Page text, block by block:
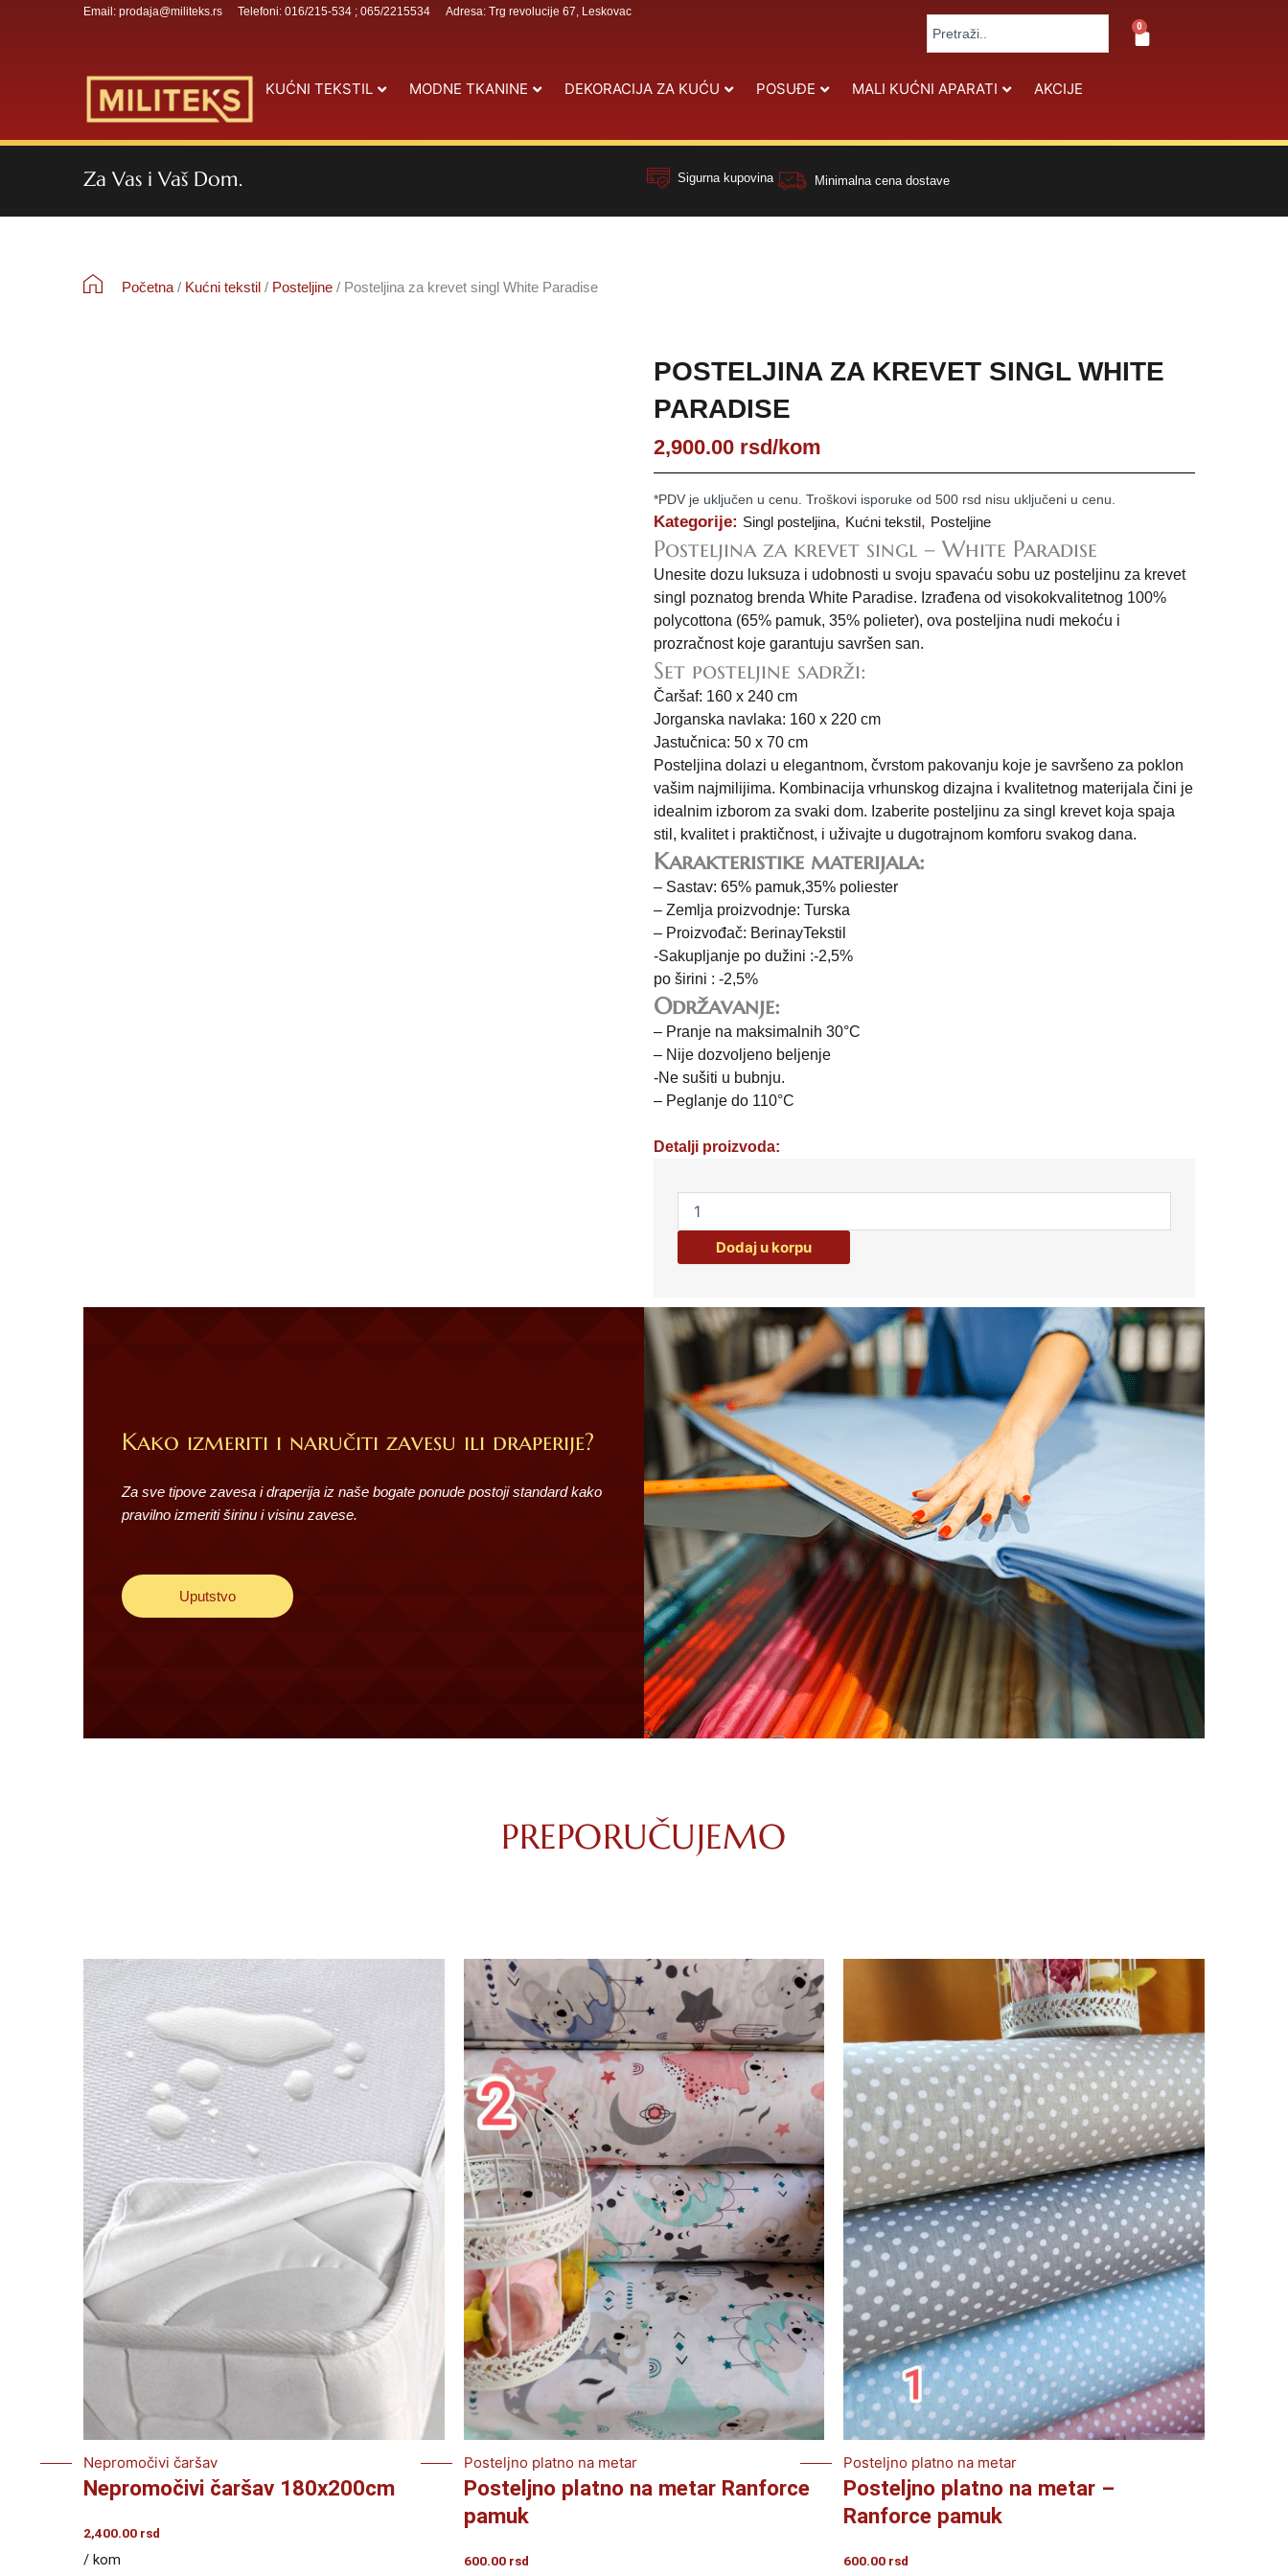
Email: prodaja@militeks.rs Telefoni: 016/215-534 ; 065/2215534 Adresa: Trg revolucije 67, Leskovac
...
0
Cart
KUĆNI TEKSTIL MODNE TKANINE DEKORACIJA ZA KUĆU POSUĐE MALI KUĆNI APARATI AKCIJE
Za Vas i Vaš Dom. Sigurna kupovina Minimalna cena dostave
Početna / Kućni tekstil / Posteljine / Posteljina za krevet singl White Paradise
POSTELJINA ZA KREVET SINGL WHITE
PARADISE
2,900.00 rsd/kom
*PDV je uključen u cenu. Troškovi isporuke od 500 rsd nisu uključeni u cenu.
Kategorije: Singl posteljina, Kućni tekstil, Posteljine
Posteljina za krevet singl – White Paradise
Unesite dozu luksuza i udobnosti u svoju spavaću sobu uz posteljinu za krevet
singl poznatog brenda White Paradise. Izrađena od visokokvalitetnog 100%
polycottona (65% pamuk, 35% polieter), ova posteljina nudi mekoću i
prozračnost koje garantuju savršen san.
Set posteljine sadrži:
Čaršaf: 160 x 240 cm
Jorganska navlaka: 160 x 220 cm
Jastučnica: 50 x 70 cm
Posteljina dolazi u elegantnom, čvrstom pakovanju koje je savršeno za poklon
vašim najmilijima. Kombinacija vrhunskog dizajna i kvalitetnog materijala čini je
idealnim izborom za svaki dom. Izaberite posteljinu za singl krevet koja spaja
stil, kvalitet i praktičnost, i uživajte u dugotrajnom komforu svakog dana.
Karakteristike materijala:
– Sastav: 65% pamuk,35% poliester
– Zemlja proizvodnje: Turska
– Proizvođač: BerinayTekstil
-Sakupljanje po dužini :-2,5%
po širini : -2,5%
Održavanje:
– Pranje na maksimalnih 30°C
– Nije dozvoljeno beljenje
-Ne sušiti u bubnju.
– Peglanje do 110°C
Detalji proizvoda:
količina
Dodaj u korpu
Kako izmeriti i naručiti zavesu ili draperije?
Za sve tipove zavesa i draperija iz naše bogate ponude postoji standard kako
pravilno izmeriti širinu i visinu zavese.
Uputstvo
PREPORUČUJEMO
Nepromočivi čaršav
Nepromočivi čaršav 180x200cm
2,400.00 rsd
/ kom
Posteljno platno na metar
Posteljno platno na metar Ranforce
pamuk
600.00rsd
Posteljno platno na metar
Posteljno platno na metar –
Ranforce pamuk
600.00 rsd